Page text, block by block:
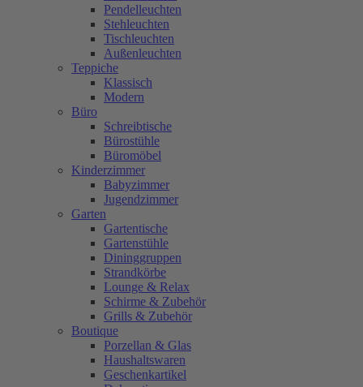
Pendelleuchten
Stehleuchten
Tischleuchten
Außenleuchten
Teppiche
Klassisch
Modern
Büro
Schreibtische
Bürostühle
Büromöbel
Kinderzimmer
Babyzimmer
Jugendzimmer
Garten
Gartentische
Gartenstühle
Dininggruppen
Strandkörbe
Lounge & Relax
Schirme & Zubehör
Grills & Zubehör
Boutique
Porzellan & Glas
Haushaltswaren
Geschenkartikel